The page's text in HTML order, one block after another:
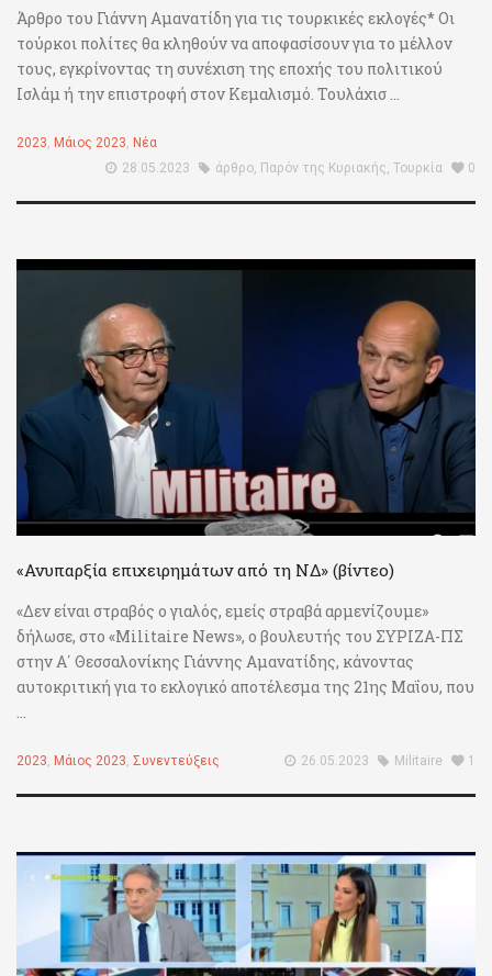
Άρθρο του Γιάννη Αμανατίδη για τις τουρκικές εκλογές* Οι
τούρκοι πολίτες θα κληθούν να αποφασίσουν για το μέλλον
τους, εγκρίνοντας τη συνέχιση της εποχής του πολιτικού
Ισλάμ ή την επιστροφή στον Κεμαλισμό. Τουλάχισ ...
2023 Μάιος 2023 Νέα
28.05.2023
άρθρο Παρόν της Κυριακής Τουρκία 0
«Ανυπαρξία επιχειρημάτων από τη ΝΔ» (βίντεο)
«Δεν είναι στραβός ο γιαλός, εμείς στραβά αρμενίζουμε»
δήλωσε, στο «Militaire News», ο βουλευτής του ΣΥΡΙΖΑ-ΠΣ
στην Α΄ Θεσσαλονίκης Γιάννης Αμανατίδης, κάνοντας
αυτοκριτική για το εκλογικό αποτέλεσμα της 21ης Μαΐου, που
...
2023, Μάιος 2023, Συνεντεύξεις 26.05.2023 Militaire 1